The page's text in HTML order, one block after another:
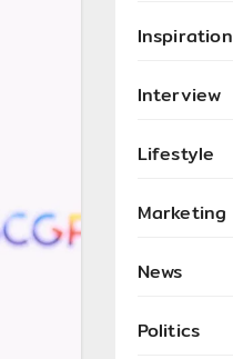
Inspiration
Interview
Lifestyle
Marketing
News
Politics